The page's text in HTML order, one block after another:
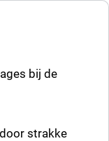
bij de
strakke